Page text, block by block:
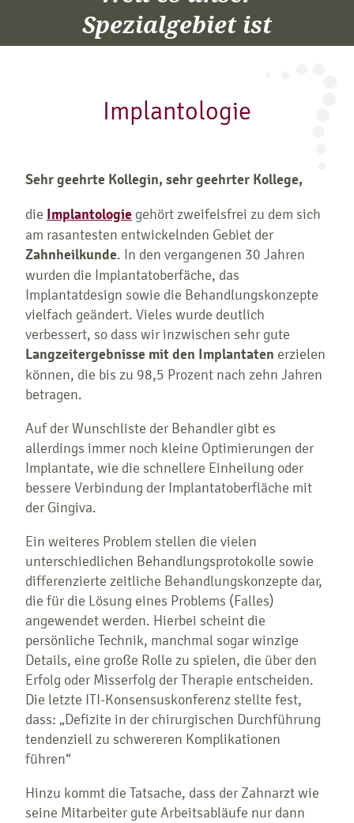
Spezialgebiet ist
Implantologie
Sehr geehrte Kollegin, sehr geehrter Kollege,
die Implantologie gehört zweifelsfrei zu dem sich
am rasantesten entwickelnden Gebiet der
Zahnheilkunde. In den vergangenen 30 Jahren
wurden die Implantatoberfäche, das
Implantatdesign sowie die Behandlungskonzepte
vielfach geändert. Vieles wurde deutlich
verbessert, so dass wir inzwischen sehr gute
Langzeitergebnisse mit den Implantaten erzielen
können, die bis zu 98,5 Prozent nach zehn Jahren
betragen.
Auf der Wunschliste der Behandler gibt es
allerdings immer noch kleine Optimierungen der
Implantate, wie die schnellere Einheilung oder
bessere Verbindung der Implantatoberfläche mit
der Gingiva.
Ein weiteres Problem stellen die vielen
unterschiedlichen Behandlungsprotokolle sowie
differenzierte zeitliche Behandlungskonzepte dar,
die für die Lösung eines Problems (Falles)
angewendet werden. Hierbei scheint die
persönliche Technik, manchmal sogar winzige
Details, eine große Rolle zu spielen, die über den
Erfolg oder Misserfolg der Therapie entscheiden.
Die letzte ITI-Konsensuskonferenz stellte fest,
dass: „Defizite in der chirurgischen Durchführung
tendenziell zu schwereren Komplikationen
führen“
Hinzu kommt die Tatsache, dass der Zahnarzt wie
seine Mitarbeiter gute Arbeitsabläufe nur dann